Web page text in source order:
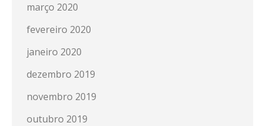
março 2020
fevereiro 2020
janeiro 2020
dezembro 2019
novembro 2019
outubro 2019